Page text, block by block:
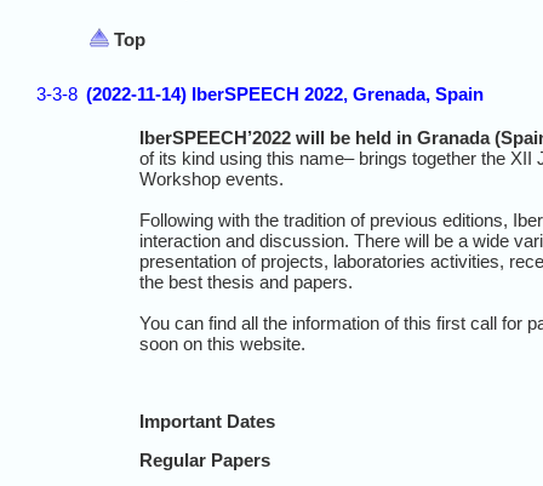
Top
3-3-8 (2022-11-14) IberSPEECH 2022, Grenada, Spain
IberSPEECH’2022 will be held in Granada
of its kind using this name– brings together the XII
Workshop events.
Following with the tradition of previous editions,
interaction and discussion. There will be a wide
presentation of projects, laboratories activities,
the best thesis and papers.
You can find all the information of this first call for
soon on this website.
Important Dates
Regular Papers